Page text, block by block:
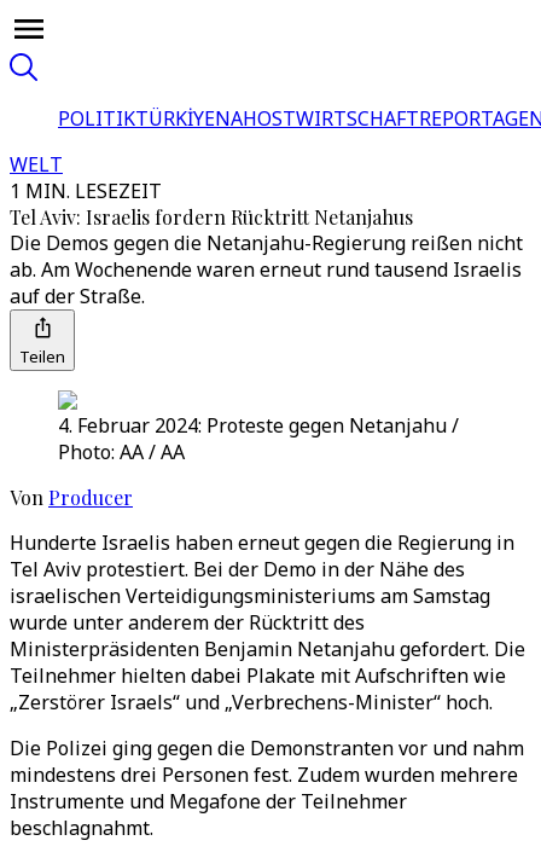
POLITIKTÜRKİYENAHOSTWIRTSCHAFT
WELT
1 MIN. LESEZEIT
Tel Aviv: Israelis fordern Rücktritt Netanjahus
Die Demos gegen die Netanjahu-Regierung reißen nicht
ab. Am Wochenende waren erneut rund tausend Israelis
auf der Straße.
Teilen
4. Februar 2024: Proteste gegen Netanjahu /
Photo: AA / AA
Von Producer
Hunderte Israelis haben erneut gegen die Regierung in
Tel Aviv protestiert. Bei der Demo in der Nähe des
israelischen Verteidigungsministeriums am Samstag
wurde unter anderem der Rücktritt des
Ministerpräsidenten Benjamin Netanjahu gefordert. Die
Teilnehmer hielten dabei Plakate mit Aufschriften wie
„Zerstörer Israels“ und „Verbrechens-Minister“ hoch.
Die Polizei ging gegen die Demonstranten vor und nahm
mindestens drei Personen fest. Zudem wurden mehrere
Instrumente und Megafone der Teilnehmer
beschlagnahmt.